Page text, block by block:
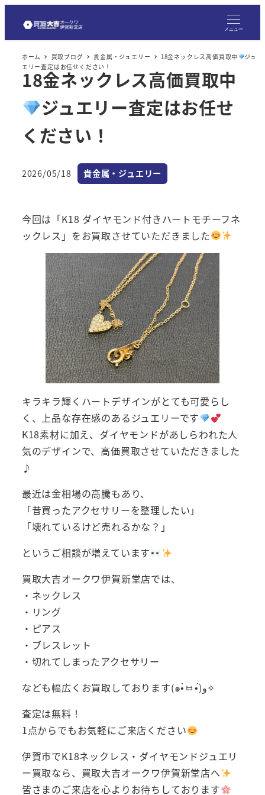
メニュー
ホーム 買取ブログ 貴金属・ジュエリー 18金ネックレス高価買取中
ジュ
エリー査定はお任せください！
18金ネックレス高価買取中
ジュエリー査定はお任せ
ください！
投稿日
2026/05/18 カテゴリー
貴金属・ジュエリー
今回は「K18 ダイヤモンド付きハートモチーフネ
ックレス」をお買取させていただきました
キラキラ輝くハートデザインがとても可愛らし
く、上品な存在感のあるジュエリーです
K18素材に加え、ダイヤモンドがあしらわれた人
気のデザインで、高価買取させていただきました
♪
最近は金相場の高騰もあり、
「昔買ったアクセサリーを整理したい」
「壊れているけど売れるかな？」
というご相談が増えています
買取大吉オークワ伊賀新堂店では、
・ネックレス
・リング
・ピアス
・ブレスレット
・切れてしまったアクセサリー
なども幅広くお買取しております(๑•̀ㅂ•́)و✧
査定は無料！
1点からでもお気軽にご来店ください
伊賀市でK18ネックレス・ダイヤモンドジュエリ
ー買取なら、買取大吉オークワ伊賀新堂店へ
皆さまのご来店を心よりお待ちしております